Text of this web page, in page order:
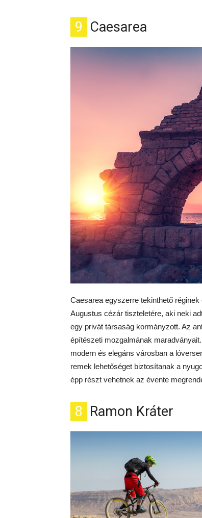
9 Caesarea
Caesarea egyszerre tekinthető
Augustus cézár tiszteletére, aki neki
egy privát társaság kormányzott. Az
építészeti mozgalmának
modern és elegáns városban a
remek lehetőséget biztosítanak a
épp részt vehetnek az évente
8 Ramon Kráter